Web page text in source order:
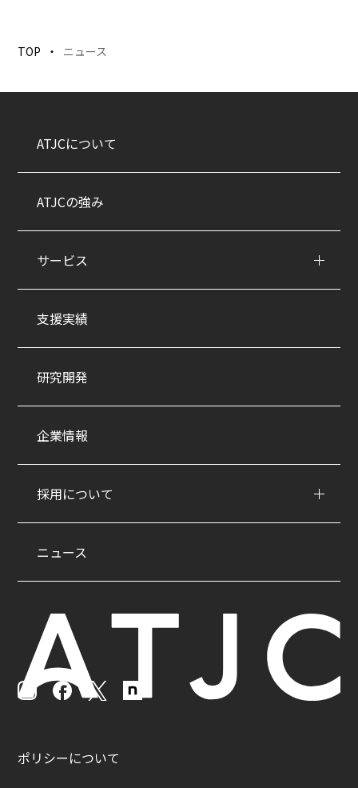
TOP ニュース
ATJCについて
ATJCの強み
サービス
支援実績
研究開発
企業情報
採用について
ニュース
ポリシーについて